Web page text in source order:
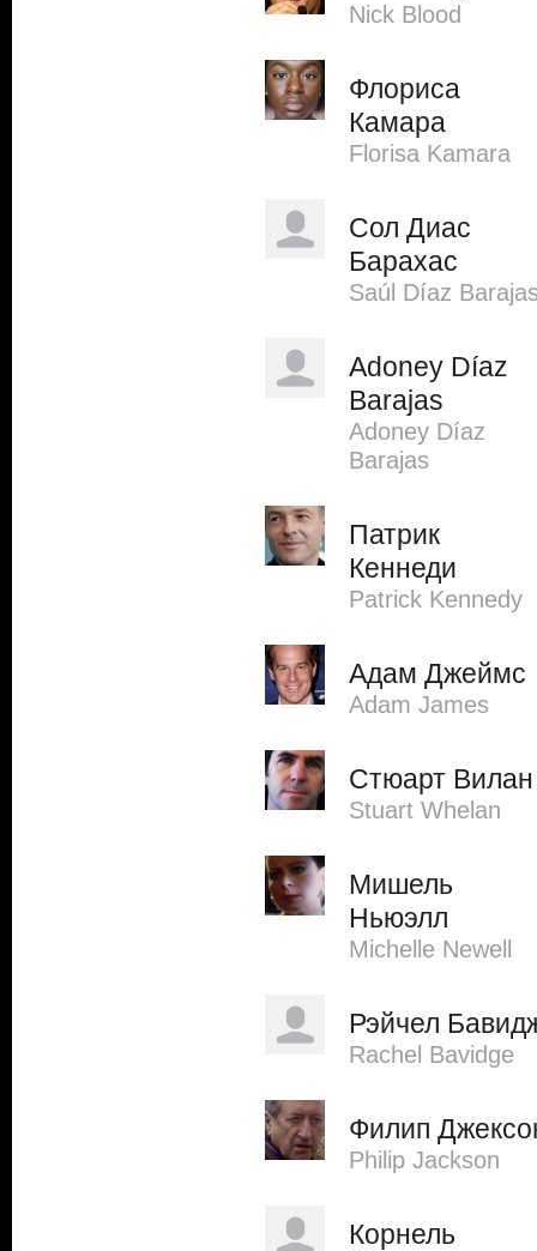
Nick Blood
Флориса
Камара
Florisa Kamara
Сол Диас
Барахас
Saúl Díaz
Adoney Díaz
Barajas
Adoney Díaz
Barajas
Патрик
Кеннеди
Patrick Kennedy
Адам Джеймс
Adam James
Стюарт Вилан
Stuart Whelan
Мишель
Ньюэлл
Michelle Newell
Рэйчел
Rachel Bavidge
Филип
Philip Jackson
Корнель